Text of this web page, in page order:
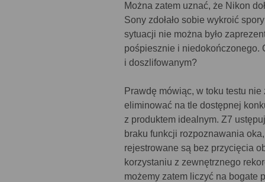
Można zatem uznać, że Nikon
Sony zdołało sobie wykroić
sytuacji nie można było
pośpiesznie i niedokończonego.
i doszlifowanym?
Prawdę mówiąc, w toku testu
eliminować na tle dostępnej
z produktem idealnym. Z7
braku funkcji rozpoznawania
rejestrowane są bez przycięcia
korzystaniu z zewnętrznego
możemy zatem liczyć na bogate